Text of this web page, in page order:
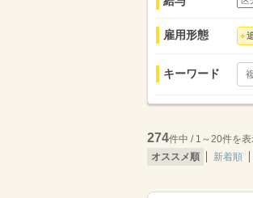
雇用形態
キーワード
274件中 / 1～20件を
オススメ順
新着順